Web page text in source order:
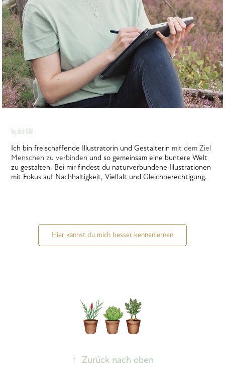
Hey, ich bin Kathi!
Ich bin freischaffende Illustratorin und Gestalterin mit dem Ziel
Menschen zu verbinden und so gemeinsam eine buntere Welt
zu gestalten. Bei mir findest du naturverbundene Illustrationen
mit Fokus auf Nachhaltigkeit, Vielfalt und Gleichberechtigung.
Hier kannst du mich besser kennenlernen
↑ Zurück nach oben